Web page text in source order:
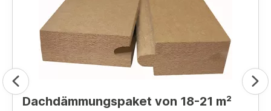
Dachdämmungspaket von 18-21 m²